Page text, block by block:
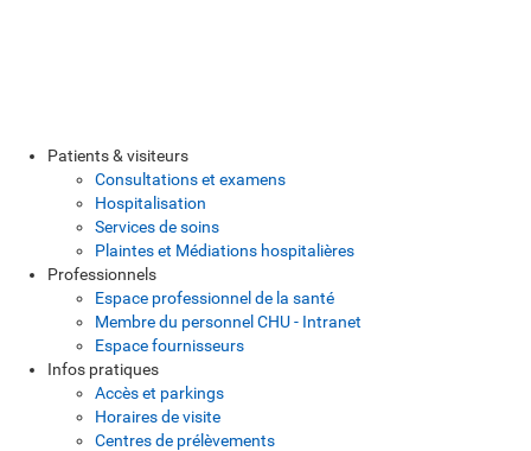
Patients & visiteurs
Consultations et examens
Hospitalisation
Services de soins
Plaintes et Médiations hospitalières
Professionnels
Espace professionnel de la santé
Membre du personnel CHU - Intranet
Espace fournisseurs
Infos pratiques
Accès et parkings
Horaires de visite
Centres de prélèvements